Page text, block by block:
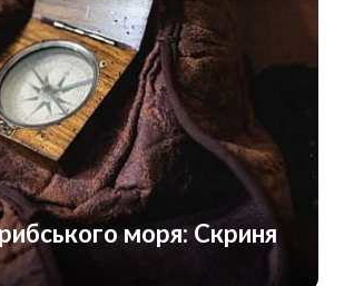
моря: Скриня